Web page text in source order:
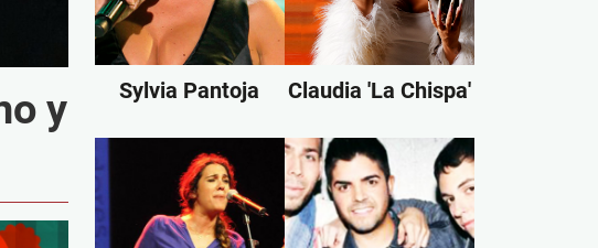
y
Sylvia Pantoja Claudia 'La Chispa'